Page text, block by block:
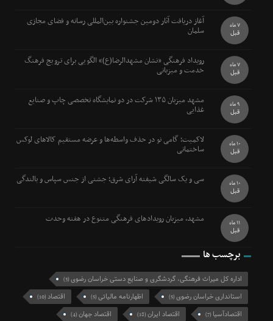
آغاز دریافت آثار دومین جشنواره بین‌المللی رسانه و فضای مجازی
سلمان 7 ماه
قبل
رویداد فرهنگی «نشان مشهدالرضا(ع)» الگویی برای ترویج فرهنگ
خدمت و میزبانی 7 ماه
قبل
مشهد میزبان ۱۳۵ شرکت در دو نمایشگاه تخصصی چاپ و صنایع
غذایی 9 ماه
قبل
لاکمیت؛ گامی نو در حذف واسطه‌ها و عرضه مستقیم کالاهای لوکس
ساختمانی 10 ماه
قبل
سی و یک سالگی شیفته آرای شرق؛ جشنی از جنس سپاس و بالندگی 10 ماه
قبل
مشهد، میزبان رویدادهای فرهنگی متنوع در هفته وحدت 11 ماه
قبل
برچسب ها
اداره کل میراث فرهنگی، گردشگری و صنایع دستی خراسان رضوی(3)
استانداری خراسان رضوی(5) اظهارنامه مالیاتی(5) اقتصاد(10)
اقتصادآسیا (7) اقتصاد ایران(18) اقتصاد جهان(4)